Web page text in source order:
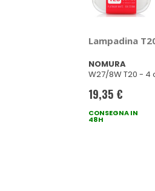
Lampadina
NOMURA
W27/8W T20 - 4
19,35 €
CONSEGNA IN
48H